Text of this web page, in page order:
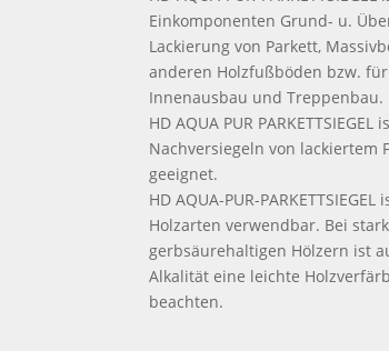
Einkomponenten Grund- u.
Lackierung von Parkett,
anderen Holzfußböden bzw.
Innenausbau und Treppenbau.
HD AQUA PUR PARKETTSIEGEL
Nachversiegeln von lackiertem
geeignet.
HD AQUA-PUR-
Holzarten verwendbar. Bei stark
gerbsäurehaltigen Hölzern ist
Alkalität eine leichte
beachten.